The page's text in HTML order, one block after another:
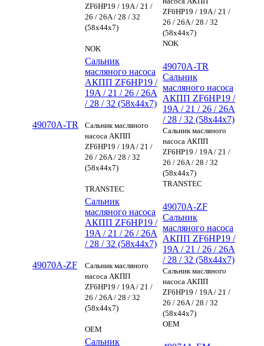
ZF6HP19 / 19A / 21 /
26 / 26A / 28 / 32
(58x44x7)
NOK
ZF6HP19 / 19A / 21 /
26 / 26A / 28 / 32
(58x44x7)
NOK
49070A-TR
Сальник
масляного насоса
АКПП ZF6HP19 /
19A / 21 / 26 / 26A
/ 28 / 32 (58x44x7)
Сальник масляного
насоса АКПП
ZF6HP19 / 19A / 21 /
26 / 26A / 28 / 32
(58x44x7)
TRANSTEC
49070A-TR
Сальник
масляного насоса
АКПП ZF6HP19 /
19A / 21 / 26 / 26A
/ 28 / 32 (58x44x7)
Сальник масляного
насоса АКПП
ZF6HP19 / 19A / 21 /
26 / 26A / 28 / 32
(58x44x7)
TRANSTEC
49070A-ZF
Сальник
масляного насоса
АКПП ZF6HP19 /
19A / 21 / 26 / 26A
/ 28 / 32 (58x44x7)
Сальник масляного
насоса АКПП
ZF6HP19 / 19A / 21 /
26 / 26A / 28 / 32
(58x44x7)
OEM
49070A-ZF
Сальник
масляного насоса
АКПП ZF6HP19 /
19A / 21 / 26 / 26A
/ 28 / 32 (58x44x7)
Сальник масляного
насоса АКПП
ZF6HP19 / 19A / 21 /
26 / 26A / 28 / 32
(58x44x7)
OEM
Сальник